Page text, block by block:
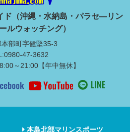
ド（沖縄・水納島・パラセ―リン
ルウォッチング）
本部町字健堅35-3
47-3632
～21:00【年中無休】
本島北部マリンスポーツ